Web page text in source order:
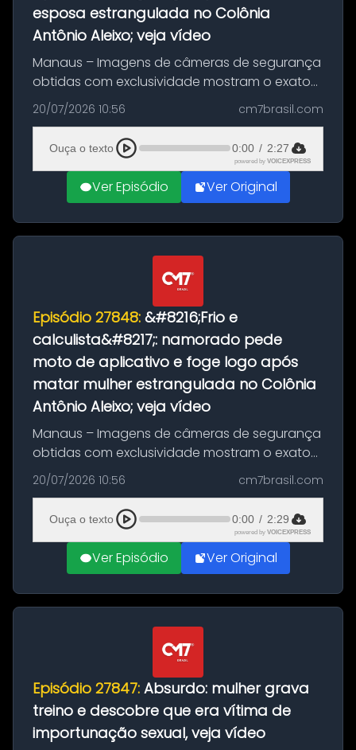
esposa estrangulada no Colônia
Antônio Aleixo; veja vídeo
Manaus – Imagens de câmeras de segurança
obtidas com exclusividade mostram o exato
momento da fuga do principal suspeito da
morte de Larissa Araújo, de 28 anos. O crime
ocorreu na noite deste último d...
20/07/2026 10:56 cm7brasil.com
Ouça o texto 0:00 / 2:27
powered by VOICEXPRESS
Ver Episódio Ver Original
Episódio 27848: &#8216;Frio e
calculista&#8217;: namorado pede
moto de aplicativo e foge logo após
matar mulher estrangulada no Colônia
Antônio Aleixo; veja vídeo
Manaus – Imagens de câmeras de segurança
obtidas com exclusividade mostram o exato
momento da fuga do principal suspeito da
morte de Larissa Araújo, de 28 anos. O crime
ocorreu na noite deste último d...
20/07/2026 10:56 cm7brasil.com
Ouça o texto 0:00 / 2:29
powered by VOICEXPRESS
Ver Episódio Ver Original
Episódio 27847: Absurdo: mulher grava
treino e descobre que era vítima de
importunação sexual, veja vídeo